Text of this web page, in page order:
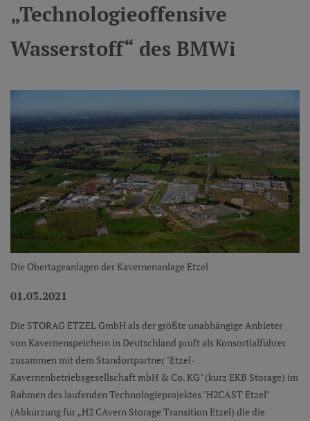
„Technologieoffensive
Wasserstoff“ des BMWi
Die Obertageanlagen der Kavernenanlage Etzel
01.03.2021
Die STORAG ETZEL GmbH als der größte unabhängige Anbieter
von Kavernenspeichern in Deutschland prüft als Konsortialführer
zusammen mit dem Standortpartner "Etzel-
Kavernenbetriebsgesellschaft mbH & Co. KG" (kurz EKB Storage) im
Rahmen des laufenden Technologieprojektes "H2CAST Etzel"
(Abkürzung für „H2 CAvern Storage Transition Etzel) die die